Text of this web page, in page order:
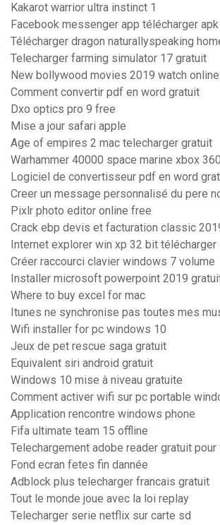
Kakarot warrior ultra instinct 1
Facebook messenger app télécharger
Télécharger dragon naturallyspeaking
Telecharger farming simulator 17 gratuit
New bollywood movies 2019 watch online
Comment convertir pdf en word gratuit
Dxo optics pro 9 free
Mise a jour safari apple
Age of empires 2 mac telecharger gratuit
Warhammer 40000 space marine xbox 360
Logiciel de convertisseur pdf en word
Creer un message personnalisé du pere
Pixlr photo editor online free
Crack ebp devis et facturation classic
Internet explorer win xp 32 bit télécharger
Créer raccourci clavier windows 7 volume
Installer microsoft powerpoint 2019
Where to buy excel for mac
Itunes ne synchronise pas toutes mes
Wifi installer for pc windows 10
Jeux de pet rescue saga gratuit
Equivalent siri android gratuit
Windows 10 mise à niveau gratuite
Comment activer wifi sur pc portable
Application rencontre windows phone
Fifa ultimate team 15 offline
Telechargement adobe reader gratuit
Fond ecran fetes fin dannée
Adblock plus telecharger francais gratuit
Tout le monde joue avec la loi replay
Telecharger serie netflix sur carte sd